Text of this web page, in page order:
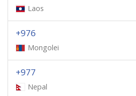
Laos
+976
Mongolei
+977
Nepal